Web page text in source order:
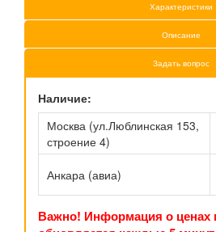
Характеристики
Описание
Задать вопрос
Наличие:
Москва (ул.Люблинская 153,
строение 4)
Анкара (авиа)
Важно! Информация о ценах